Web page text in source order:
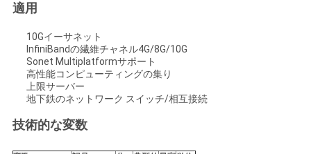
し
地
適用
10Gイーサネット
InfiniBandの繊維チャネル4G/8G/10G
Sonet Multiplatformサポート
高性能コンピューティングの集り
上限サーバー
地下鉄のネットワーク スイッチ/相互接続
技術的な変数